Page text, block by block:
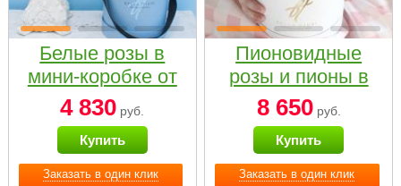
Заказать в один клик
Белые розы в
мини-коробке от
Bella Fiori
4 830 руб.
Купить
Заказать в один клик
Пионовидные
розы и пионы в
белой коробке
Small
8 650руб.
Купить